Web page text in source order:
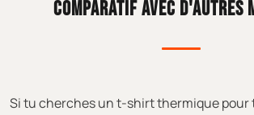
COMPARATIF AVEC D'AUTRES
Si tu cherches un t-shirt thermique pour